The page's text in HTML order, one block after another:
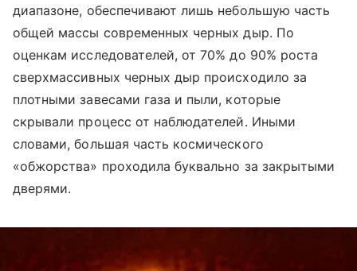
диапазоне, обеспечивают лишь небольшую часть
общей массы современных черных дыр. По
оценкам исследователей, от 70% до 90% роста
сверхмассивных черных дыр происходило за
плотными завесами газа и пыли, которые
скрывали процесс от наблюдателей. Иными
словами, большая часть космического
«обжорства» проходила буквально за закрытыми
дверями.